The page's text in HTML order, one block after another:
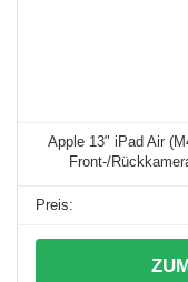
Apple 13" iPad Air
Front‑/